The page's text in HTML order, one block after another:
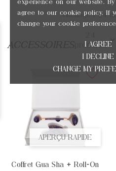
experience on our website.
agree to our cookie policy. If
change your cookie
I AGREE
I DECLINE
CHANGE MY
ACCESSOIRES
produits.
Affichage 1-24
APERÇU RAPIDE
Coffret Gua Sha + Roll-On